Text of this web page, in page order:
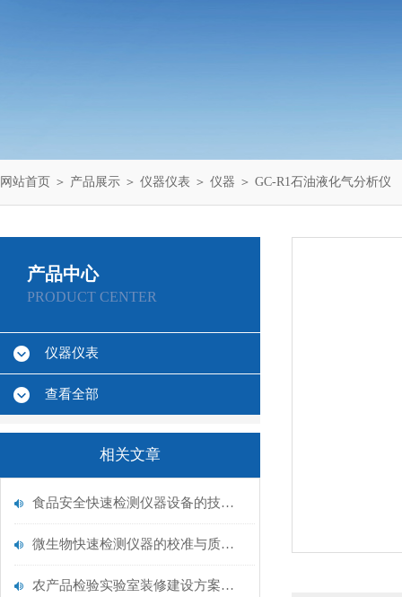
网站首页 ＞ 产品展示 ＞ 仪器仪表 ＞ 仪器 ＞ GC-R1石油液化气分析仪
产品中心
PRODUCT CENTER
仪器仪表
查看全部
相关文章
食品安全快速检测仪器设备的技术演进与应用场景
微生物快速检测仪器的校准与质控：保证结果准确性的黄金法则
农产品检验实验室装修建设方案仪器配置清单@云唐仪器